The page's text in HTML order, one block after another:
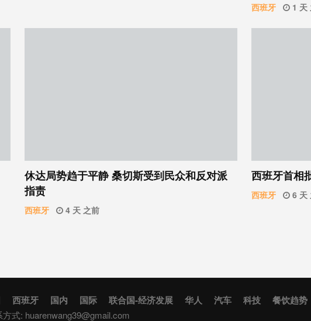
西班牙 1 天
休达局势趋于平静 桑切斯受到民众和反对派
指责
西班牙 4 天 之前
西班牙首相
西班牙 6 天
西班牙 国内 国际 联合国-经济发展 华人 汽车 科技 餐饮趋势
方式: huarenwang39@gmail.com